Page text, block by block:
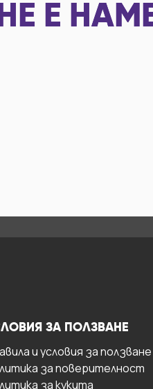
Е
ЗА ПОЛЗВАНЕ
и условия за ползване
за поверителност
за кукита